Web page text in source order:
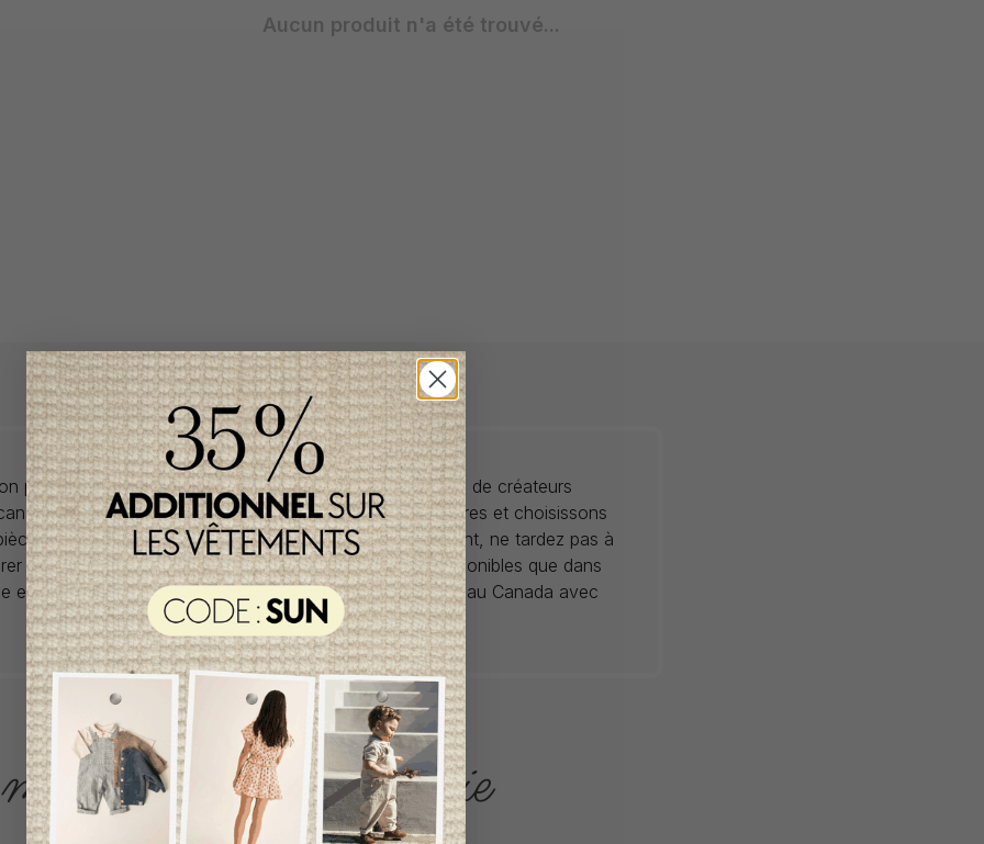
Aucun produit n'a été trouvé...
propose des collections pour de vêtements pour bébés de créateurs
à prix imbattables. Nous dénichons les perles rares et choisissons
de saisons en saisons. Si un vêtement vous convient, ne tardez pas à
car la plupart du temps, les articles offerts ne sont disponibles que dans
et en un seul exemplaire. Profitez de la livraison gratuite au Canada avec
tout achat de 100$ et plus avant taxes.
ACCÈS RAPIDE
magasinez par catégorie